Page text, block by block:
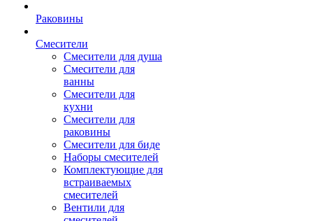
Раковины
Смесители
Смесители для душа
Смесители для
ванны
Смесители для
кухни
Смесители для
раковины
Смесители для биде
Наборы смесителей
Комплектующие для
встраиваемых
смесителей
Вентили для